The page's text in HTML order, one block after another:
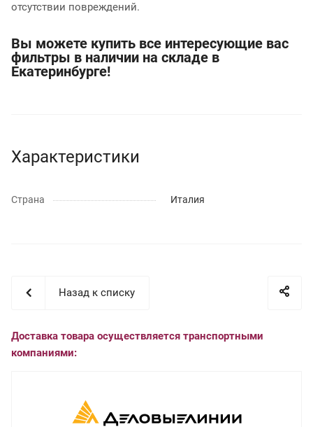
отсутствии повреждений.
Вы можете купить все интересующие вас
фильтры в наличии на складе в
Екатеринбурге!
Характеристики
Страна Италия
Назад к списку
Доставка товара осуществляется транспортными
компаниями: